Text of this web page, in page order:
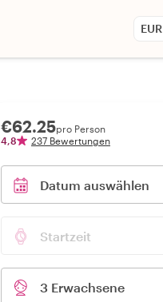
EUR
€62.25pro Person
4,8
237 Bewertungen
Datum auswählen
Startzeit
3 Erwachsene